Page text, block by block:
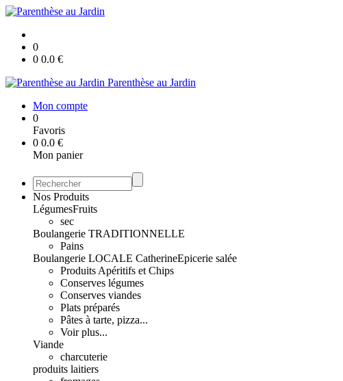
0
0 0.0 €
Parenthèse au Jardin
Mon compte
0
Favoris
0 0.0 €
Mon panier
Nos Produits
LégumesFruits
sec
Boulangerie TRADITIONNELLE
Pains
Boulangerie LOCALE CatherineEpicerie salée
Produits Apéritifs et Chips
Conserves légumes
Conserves viandes
Plats préparés
Pâtes à tarte, pizza...
Voir plus...
Viande
charcuterie
produits laitiers